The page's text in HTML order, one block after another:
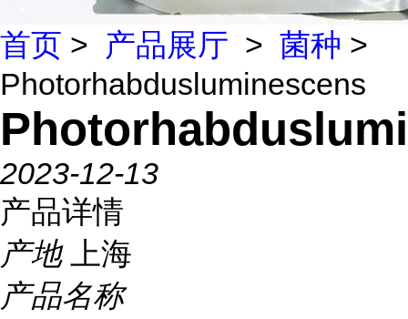
首页 > 产品展厅 > 菌种 >
Photorhabdusluminescens
2023-12-13
产品详情
产地
上海
产品名称